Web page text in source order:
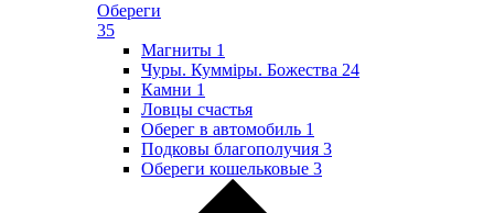
Обереги
35
Магниты 1
Чуры. Куммiры. Божества 24
Камни 1
Ловцы счастья
Оберег в автомобиль 1
Подковы благополучия 3
Обереги кошельковые 3